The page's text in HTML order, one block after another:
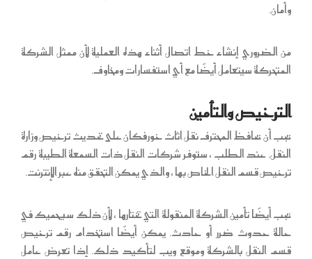
وأمان.
من الضروري إنشاء خط اتصال أثناء هذه العملية لأن ممثل الشركة
المتحركة سيتعامل أيضًا مع أي استفسارات ومخاوف.
الترخيص والتأمين
يجب أن يحافظ المحترف نقل اثاث خورفكان على تحديث ترخيص وزارة
النقل. عند الطلب ، ستوفر شركات النقل ذات السمعة الطيبة رقم
ترخيص قسم النقل الخاص بها ، والذي يمكن التحقق منه عبر الإنترنت.
يجب أيضًا تأمين الشركة المنقولة التي تختارها ، لأن ذلك سيحميك في
حالة حدوث ضرر أو حادث. يمكن أيضًا استخدام رقم ترخيص
قسم النقل بالشركة وموقع ويب لتأكيد ذلك. إذا تعرض عامل